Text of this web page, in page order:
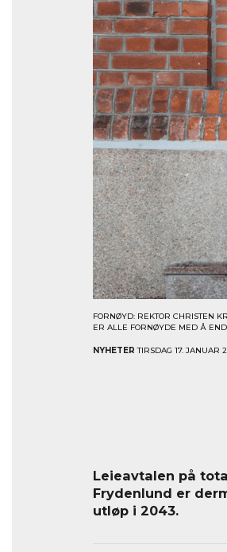
FORNØYD: REKTOR CHRISTEN
ER ALLE FORNØYDE MED Å
NYHETER TIRSDAG 17. JANUAR
Leieavtalen på
Frydenlund er
utløp i 2043.